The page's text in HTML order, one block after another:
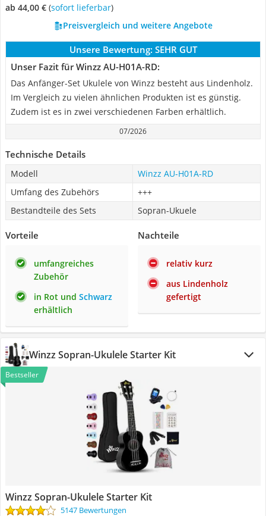
ab 44,00 € ( Sofort lieferbar)
Preisvergleich und weitere Angebote
Unsere Bewertung: SEHR GUT
Unser Fazit für Winzz AU-H01A-RD:
Das Anfänger-Set Ukulele von Winzz besteht aus Lindenholz.
Im Vergleich zu vielen ähnlichen Produkten ist es günstig.
Zudem ist es in zwei verschiedenen Farben erhältlich.
07/2026
Technische Details
Modell
Winzz AU-H01A-RD
Umfang des Zubehörs
+++
Bestandteile des Sets
Sopran-Ukuele
Vorteile
umfangreiches
Zubehör
in Rot und Schwarz
erhältlich
Nachteile
relativ kurz
aus Lindenholz
gefertigt
Winzz Sopran-Ukulele Starter Kit
Bestseller
Winzz Sopran-Ukulele Starter Kit
5147 Bewertungen